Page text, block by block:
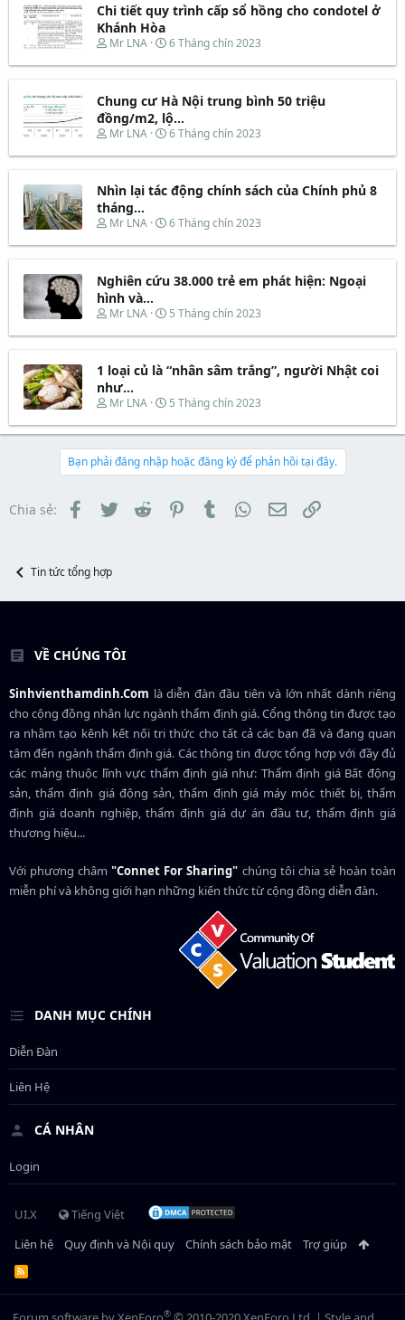
a
d
s
a
t
e
r
b
t
ầ
Chi tiết quy trình cấp sổ hồng cho condotel ở
Khánh Hòa
T
r
a
d
s
a
t
e
r
Mr LNA
N
à
b
ắ
t
ầ
6 Tháng chín 2023
Chung cư Hà Nội trung bình 50 triệu
đồng/m2, lộ...
T
r
a
d
s
a
t
e
r
Mr LNA
N
à
b
t
ầ
6 Tháng chín 2023
Nhìn lại tác động chính sách của Chính phủ 8
tháng...
T
r
a
d
s
a
t
r
Mr LNA
N
à
b
t
ầ
6 Tháng chín 2023
Nghiên cứu 38.000 trẻ em phát hiện: Ngoại
hình và...
T
r
a
d
s
a
t
e
Mr LNA
N
à
b
t
ầ
5 Tháng chín 2023
1 loại củ là “nhân sâm trắng”, người Nhật coi
như...
T
r
a
d
t
a
r
Mr LNA
N
à
b
ắ
đ
ầ
5 Tháng chín 2023
Bạn phải đăng nhập hoặc đăng ký để phản hồi tại đây.
Chia sẻ: Facebook
TwitterReddit PinterestTumblr WhatsApp
EmailLink
Tin tức tổng hợp
VỀ CHÚNG TÔI
Sinhvienthamdinh.Com là diễn đàn đầu tiên và lớn nhất dành riêng
cho cộng đồng nhân lực ngànhthẩm định giá. Cổng thông tin được tạo
ra nhằm tạo kênh kết nối tri thức cho tất cả các bạn đã và đang quan
tâm đến ngành thẩm định giá. Các thông tin được tổng hợp với đầy đủ
các mảng thuộc lĩnh vực thẩm định giá như: Thẩm định giá Bất động
sản, thẩm định giá động sản, thẩm định giá máy móc thiết bị, thẩm
định giá doanh nghiệp, thẩm định giá dự án đầu tư, thẩm định giá
thương hiệu...
Với phương châm"Connet For Sharing" chúng tôi chia sẻ hoàn toàn
miễn phí và không giới hạn những kiến thức từ cộng đồng diễn đàn.
DANH MỤC CHÍNH
Diễn Đàn
Liên Hệ
CÁ NHÂN
Login
UI.X
Tiếng Việt
Liên hệ
Quy định và Nội quy Chính sách bảo mật Trợ giúp
R
S
®